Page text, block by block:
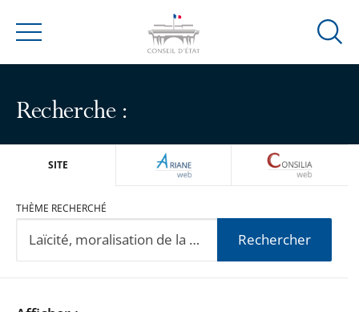
Menu
Ouvrir
Recherche :
SITE ARIANEWEB
THÈME RECHERCHÉ
Rechercher